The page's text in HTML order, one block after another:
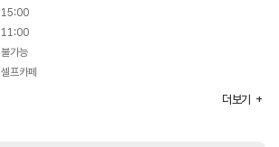
15:00
11:00
불가능
셀프카페
더보기